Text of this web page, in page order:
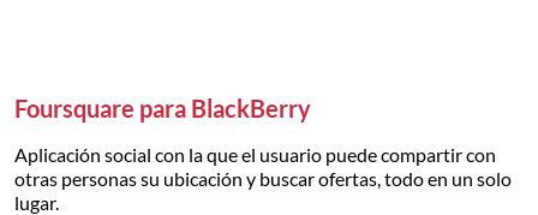
Foursquare para BlackBerry
Aplicación social con la que el usuario puede compartir con
otras personas su ubicación y buscar ofertas, todo en un solo
lugar.